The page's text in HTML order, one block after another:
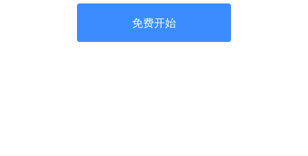
免费开始